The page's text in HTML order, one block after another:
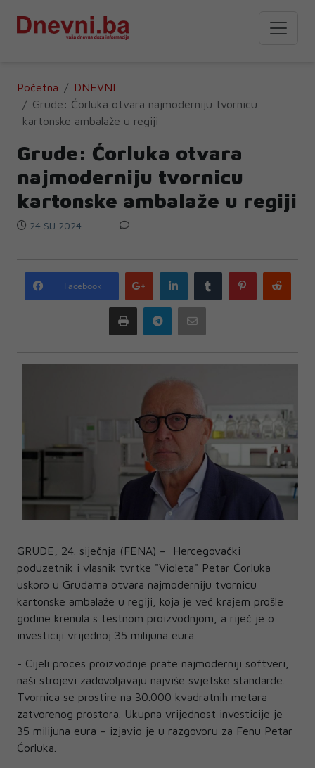
Početna
DNEVNI
Grude: Ćorluka otvara najmoderniju tvornicu
kartonske ambalaže u regiji
Grude: Ćorluka otvara
najmoderniju tvornicu
kartonske ambalaže u regiji
24 SIJ 2024
Facebook
Google
plus
LinkedIn Tumblr Pinterest
Print Telegram
GRUDE, 24. siječnja (FENA) – Hercegovački
poduzetnik i vlasnik tvrtke "Violeta" Petar Ćorluka
uskoro u Grudama otvara najmoderniju tvornicu
kartonske ambalaže u regiji, koja je već krajem prošle
godine krenula s testnom proizvodnjom, a riječ je o
investiciji vrijednoj 35 milijuna eura.
- Cijeli proces proizvodnje prate najmoderniji softveri,
naši strojevi zadovoljavaju najviše svjetske standarde.
Tvornica se prostire na 30.000 kvadratnih metara
zatvorenog prostora. Ukupna vrijednost investicije je
35 milijuna eura – izjavio je u razgovoru za Fenu Petar
Ćorluka.